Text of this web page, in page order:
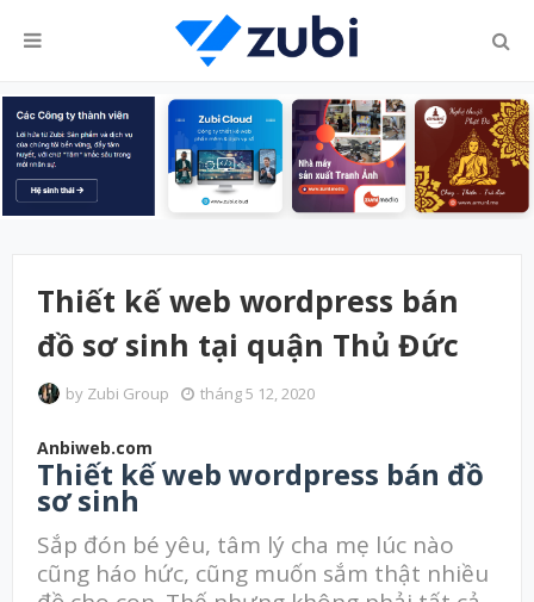
Thiết kế web wordpress bán
đồ sơ sinh tại quận Thủ Đức
by Zubi Group tháng 5 12, 2020
Anbiweb.com
Thiết kế web wordpress bán đồ
sơ sinh
Sắp đón bé yêu, tâm lý cha mẹ lúc nào
cũng háo hức, cũng muốn sắm thật nhiều